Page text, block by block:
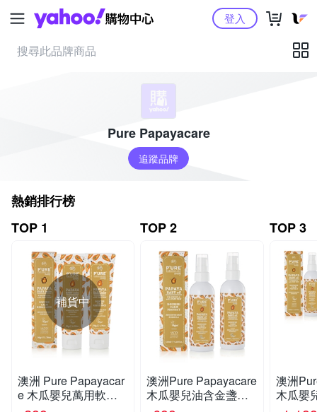
Yahoo購物中心登入
Pure Papayacare
追蹤品牌
熱銷排行榜
TOP 1
補貨中
澳洲 Pure Papayacar
e 木瓜嬰兒萬用軟膏
TOP 2
澳洲Pure Papayacare
木瓜嬰兒油含金盞花
TOP 3
澳洲
木瓜嬰